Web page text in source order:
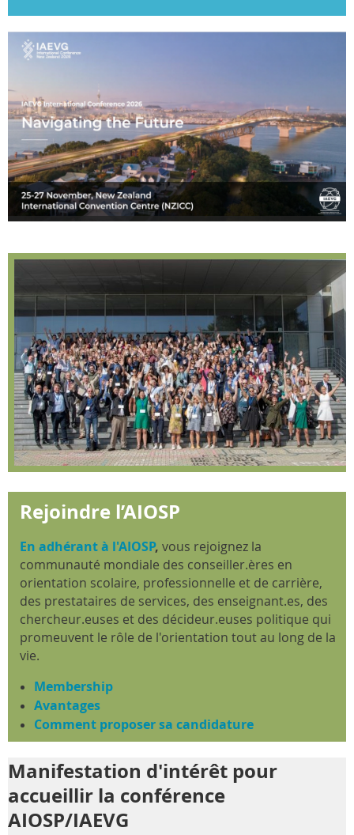
Rejoindre l’AIOSP
En adhérant à l'AIOSP, vous rejoignez la
communauté mondiale des conseiller.ères en
orientation scolaire, professionnelle et de carrière,
des prestataires de services, des enseignant.es, des
chercheur.euses et des décideur.euses politique qui
promeuvent le rôle de l'orientation tout au long de la
vie.
Membership
Avantages
Comment proposer sa candidature
Manifestation d'intérêt pour
accueillir la conférence
AIOSP/IAEVG